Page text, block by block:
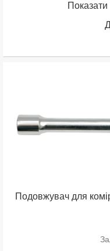
Показати
Подовжувач для